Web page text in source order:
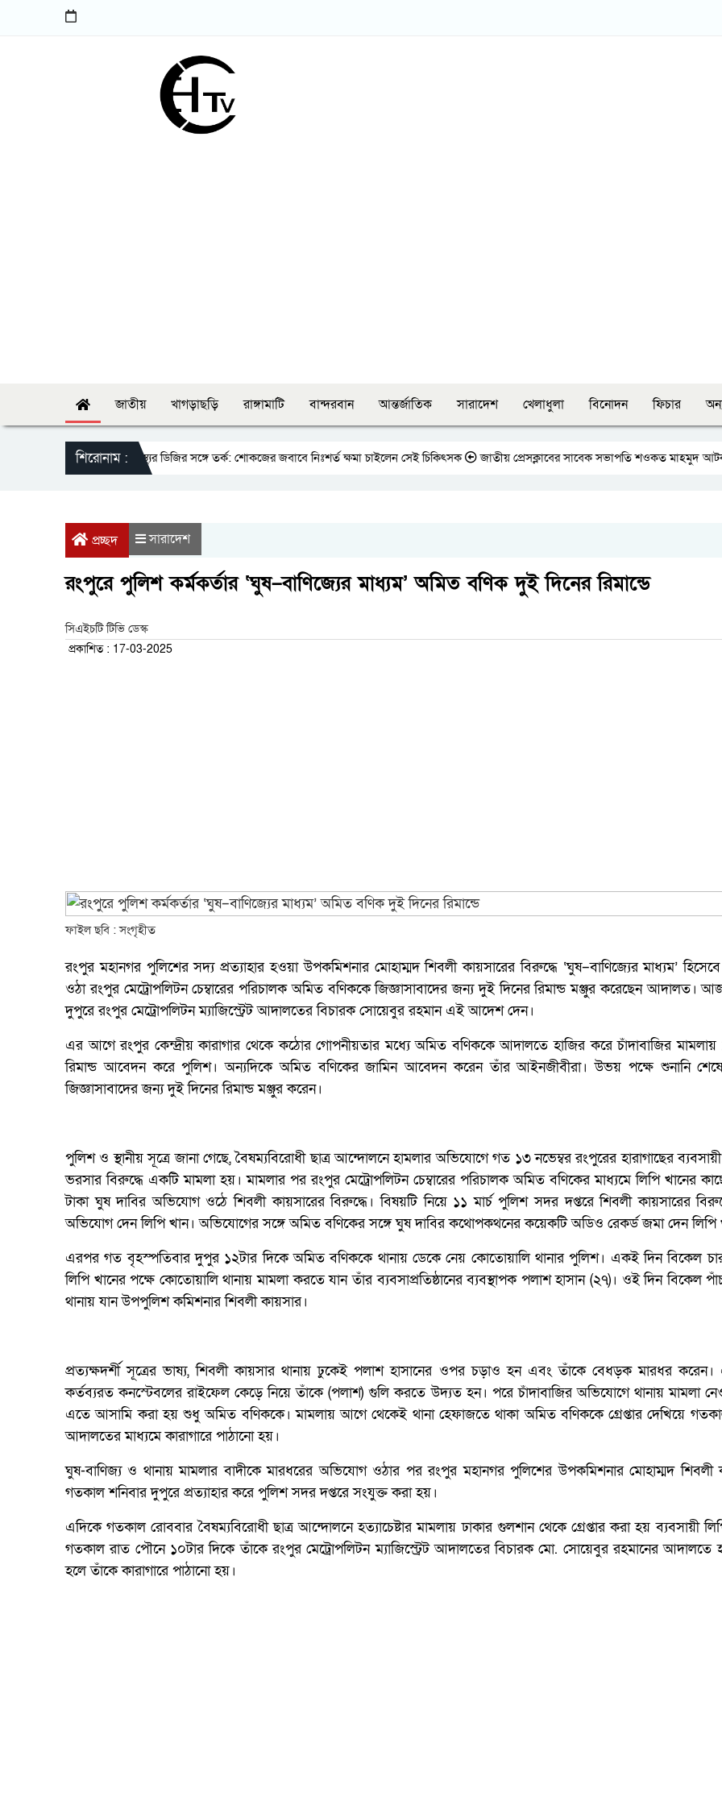
জাতীয় খাগড়াছড়ি রাঙ্গামাটি বান্দরবান আন্তর্জাতিক সারাদেশ খেলাধুলা বিনোদন ফিচার
শিরোনাম :
স্বাস্থ্যের ডিজির সঙ্গে তর্ক: শোকজের জবাবে নিঃশর্ত ক্ষমা চাইলেন সেই চিকিৎসক জাতীয় প্রেসক্লাবের সাবেক সভাপতি শওকত মাহমুদ আটক
প্রচ্ছদ সারাদেশ
রংপুরে পুলিশ কর্মকর্তার ‘ঘুষ–বাণিজ্যের মাধ্যম’ অমিত বণিক দুই দিনের রিমান্ডে
সিএইচটি টিভি ডেস্ক
প্রকাশিত : 17-03-2025
ফাইল ছবি : সংগৃহীত
রংপুর মহানগর পুলিশের সদ্য প্রত্যাহার হওয়া উপকমিশনার মোহাম্মদ শিবলী কায়সারের বিরুদ্ধে ‘ঘুষ–বাণিজ্যের মাধ্যম’
ওঠা রংপুর মেট্রোপলিটন চেম্বারের পরিচালক অমিত বণিককে জিজ্ঞাসাবাদের জন্য দুই দিনের রিমান্ড মঞ্জুর করেছেন আদালত।
দুপুরে রংপুর মেট্রোপলিটন ম্যাজিস্ট্রেট আদালতের বিচারক সোয়েবুর রহমান এই আদেশ দেন।
এর আগে রংপুর কেন্দ্রীয় কারাগার থেকে কঠোর গোপনীয়তার মধ্যে অমিত বণিককে আদালতে হাজির করে চাঁদাবাজির মামলায়
রিমান্ড আবেদন করে পুলিশ। অন্যদিকে অমিত বণিকের জামিন আবেদন করেন তাঁর আইনজীবীরা। উভয় পক্ষে শুনানি
জিজ্ঞাসাবাদের জন্য দুই দিনের রিমান্ড মঞ্জুর করেন।
পুলিশ ও স্থানীয় সূত্রে জানা গেছে, বৈষম্যবিরোধী ছাত্র আন্দোলনে হামলার অভিযোগে গত ১৩ নভেম্বর রংপুরের হারাগাছের
ভরসার বিরুদ্ধে একটি মামলা হয়। মামলার পর রংপুর মেট্রোপলিটন চেম্বারের পরিচালক অমিত বণিকের মাধ্যমে লিপি খানের
টাকা ঘুষ দাবির অভিযোগ ওঠে শিবলী কায়সারের বিরুদ্ধে। বিষয়টি নিয়ে ১১ মার্চ পুলিশ সদর দপ্তরে শিবলী কায়সারের
অভিযোগ দেন লিপি খান। অভিযোগের সঙ্গে অমিত বণিকের সঙ্গে ঘুষ দাবির কথোপকথনের কয়েকটি অডিও রেকর্ড জমা দেন লিপি
এরপর গত বৃহস্পতিবার দুপুর ১২টার দিকে অমিত বণিককে থানায় ডেকে নেয় কোতোয়ালি থানার পুলিশ। একই দিন বিকেল
লিপি খানের পক্ষে কোতোয়ালি থানায় মামলা করতে যান তাঁর ব্যবসাপ্রতিষ্ঠানের ব্যবস্থাপক পলাশ হাসান (২৭)। ওই দিন বিকেল
থানায় যান উপপুলিশ কমিশনার শিবলী কায়সার।
প্রত্যক্ষদর্শী সূত্রের ভাষ্য, শিবলী কায়সার থানায় ঢুকেই পলাশ হাসানের ওপর চড়াও হন এবং তাঁকে বেধড়ক মারধর করেন।
কর্তব্যরত কনস্টেবলের রাইফেল কেড়ে নিয়ে তাঁকে (পলাশ) গুলি করতে উদ্যত হন। পরে চাঁদাবাজির অভিযোগে থানায় মামলা
এতে আসামি করা হয় শুধু অমিত বণিককে। মামলায় আগে থেকেই থানা হেফাজতে থাকা অমিত বণিককে গ্রেপ্তার দেখিয়ে
আদালতের মাধ্যমে কারাগারে পাঠানো হয়।
ঘুষ-বাণিজ্য ও থানায় মামলার বাদীকে মারধরের অভিযোগ ওঠার পর রংপুর মহানগর পুলিশের উপকমিশনার মোহাম্মদ শিবলী
গতকাল শনিবার দুপুরে প্রত্যাহার করে পুলিশ সদর দপ্তরে সংযুক্ত করা হয়।
এদিকে গতকাল রোববার বৈষম্যবিরোধী ছাত্র আন্দোলনে হত্যাচেষ্টার মামলায় ঢাকার গুলশান থেকে গ্রেপ্তার করা হয় ব্যবসায়ী
গতকাল রাত পৌনে ১০টার দিকে তাঁকে রংপুর মেট্রোপলিটন ম্যাজিস্ট্রেট আদালতের বিচারক মো. সোয়েবুর রহমানের আদালতে
হলে তাঁকে কারাগারে পাঠানো হয়।